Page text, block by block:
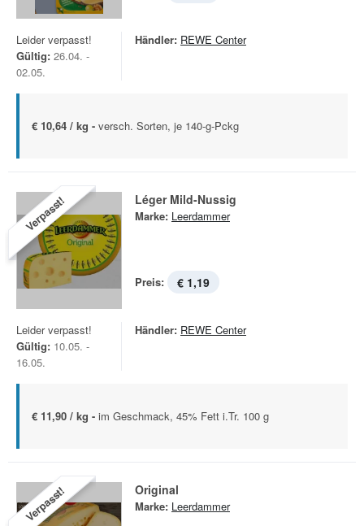
Leider verpasst!
Gültig: 26.04. -
02.05.
Händler: REWE Center
€ 10,64 / kg - versch. Sorten, je 140-g-Pckg
Verpasst! Léger Mild-Nussig
Marke: Leerdammer
Preis: € 1,19
Leider verpasst!
Gültig: 10.05. -
16.05.
Händler: REWE Center
€ 11,90 / kg - im Geschmack, 45% Fett i.Tr. 100 g
Verpasst! Original
Marke: Leerdammer